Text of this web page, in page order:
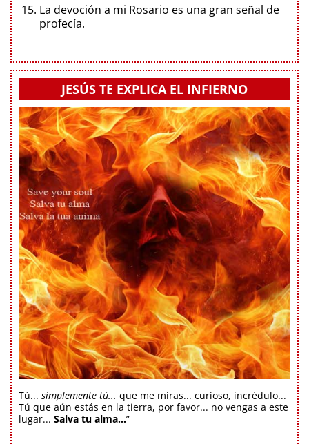
La devoción a mi Rosario es una gran señal de
profecía.
JESÚS TE EXPLICA EL INFIERNO
Tú... simplemente tú... que me miras... curioso, incrédulo...
Tú que aún estás en la tierra, por favor... no vengas a este
lugar... Salva tu alma...”